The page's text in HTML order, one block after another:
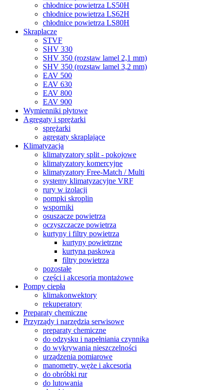
chłodnice powietrza LS50H
chłodnice powietrza LS62H
chłodnice powietrza LS80H
Skraplacze
STVF
SHV 330
SHV 350 (rozstaw lamel 2,1 mm)
SHV 350 (rozstaw lamel 3,2 mm)
EAV 500
EAV 630
EAV 800
EAV 900
Wymienniki płytowe
Agregaty i sprężarki
sprężarki
agregaty skraplające
Klimatyzacja
klimatyzatory split - pokojowe
klimatyzatory komercyjne
klimatyzatory Free-Match / Multi
systemy klimatyzacyjne VRF
rury w izolacji
pompki skroplin
wsporniki
osuszacze powietrza
oczyszczacze powietrza
kurtyny i filtry powietrza
kurtyny powietrzne
kurtyna paskowa
filtry powietrza
pozostałe
części i akcesoria montażowe
Pompy ciepła
klimakonwektory
rekuperatory
Preparaty chemiczne
Przyrządy i narzędzia serwisowe
preparaty chemiczne
do odzysku i napełniania czynnika
do wykrywania nieszczelności
urządzenia pomiarowe
manometry, węże i akcesoria
do obróbki rur
do lutowania